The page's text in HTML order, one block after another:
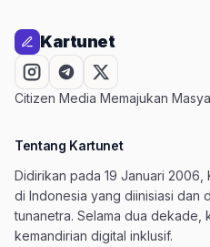
Kartunet
Citizen Media Memajukan
Tentang Kartunet
Didirikan pada 19 Januari 2006,
di Indonesia yang diinisiasi dan
tunanetra. Selama dua dekade,
kemandirian digital inklusif.